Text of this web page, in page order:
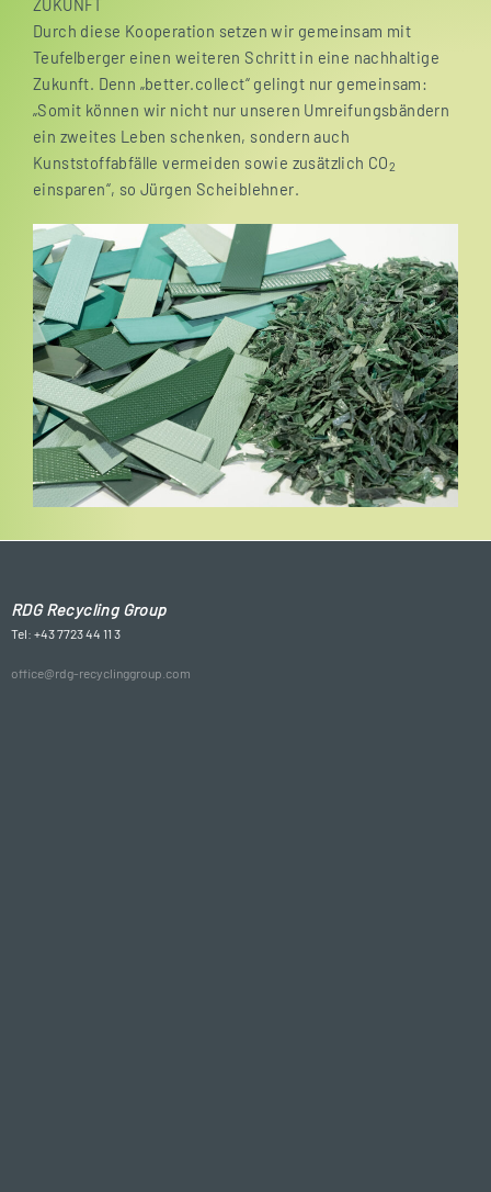
Durch diese Kooperation setzen wir gemeinsam mit
Teufelberger einen weiteren Schritt in eine nachhaltige
Zukunft. Denn „better.collect“ gelingt nur gemeinsam:
„Somit können wir nicht nur unseren Umreifungsbändern
ein zweites Leben schenken, sondern auch
Kunststoffabfälle vermeiden sowie zusätzlich CO2
einsparen“, so Jürgen Scheiblehner.
RDG Recycling Group
Tel: +43 7723 44 11 3
office@rdg-recyclinggroup.com